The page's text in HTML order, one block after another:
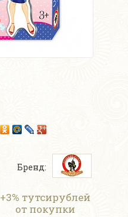
Бренд:
+3% тутсирублей
от покупки